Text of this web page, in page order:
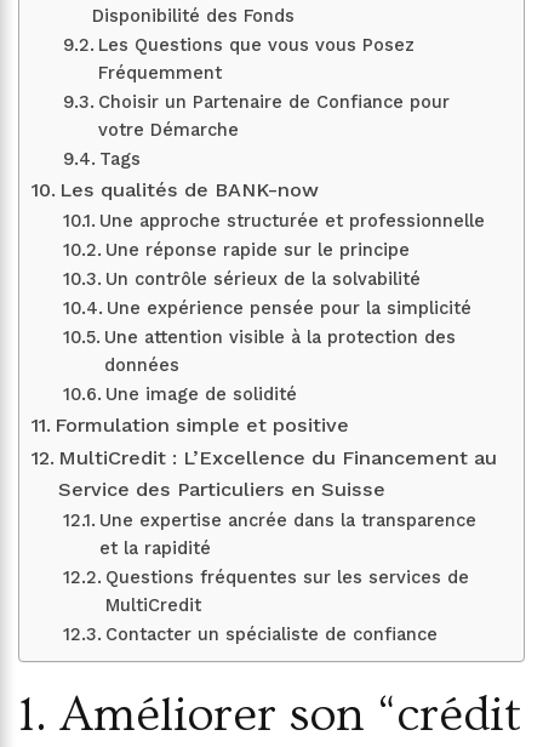
Disponibilité des Fonds
Les Questions que vous vous Posez
Fréquemment
Choisir un Partenaire de Confiance pour
votre Démarche
Tags
Les qualités de BANK-now
Une approche structurée et professionnelle
Une réponse rapide sur le principe
Un contrôle sérieux de la solvabilité
Une expérience pensée pour la simplicité
Une attention visible à la protection des
données
Une image de solidité
Formulation simple et positive
MultiCredit : L’Excellence du Financement au
Service des Particuliers en Suisse
Une expertise ancrée dans la transparence
et la rapidité
Questions fréquentes sur les services de
MultiCredit
Contacter un spécialiste de confiance
1. Améliorer son “crédit